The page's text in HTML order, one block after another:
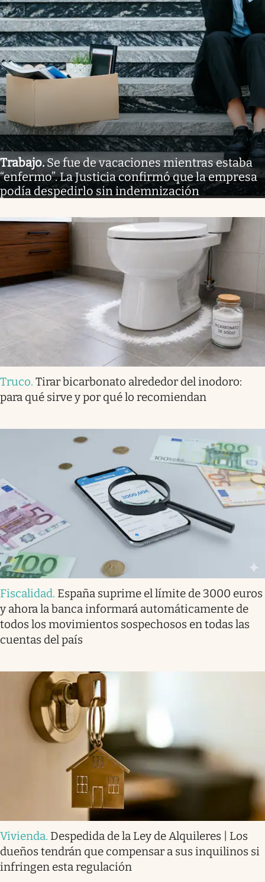
Trabajo.Se fue de vacaciones mientras estaba
“enfermo”. La Justicia confirmó que la empresa
podía despedirlo sin indemnización
Truco. Tirar bicarbonato alrededor del inodoro:
para qué sirve y por qué lo recomiendan
Fiscalidad. España suprime el límite de 3000 euros
y ahora la banca informará automáticamente de
todos los movimientos sospechosos en todas las
cuentas del país
Vivienda. Despedida de la Ley de Alquileres | Los
dueños tendrán que compensar a sus inquilinos si
infringen esta regulación